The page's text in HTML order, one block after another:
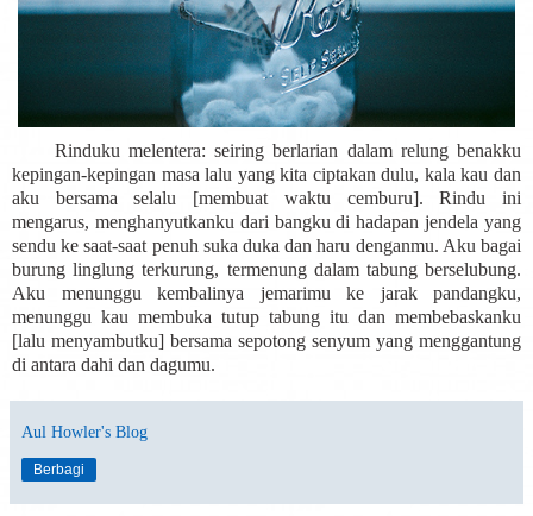
Rinduku melentera: seiring berlarian dalam relung benakku
kepingan-kepingan masa lalu yang kita ciptakan dulu, kala kau dan
aku bersama selalu [membuat waktu cemburu]. Rindu ini
mengarus, menghanyutkanku dari bangku di hadapan jendela yang
sendu ke saat-saat penuh suka duka dan haru denganmu. Aku bagai
burung linglung terkurung, termenung dalam tabung berselubung.
Aku menunggu kembalinya jemarimu ke jarak pandangku,
menunggu kau membuka tutup tabung itu dan membebaskanku
[lalu menyambutku] bersama sepotong senyum yang menggantung
di antara dahi dan dagumu.
Aul Howler's Blog
Berbagi